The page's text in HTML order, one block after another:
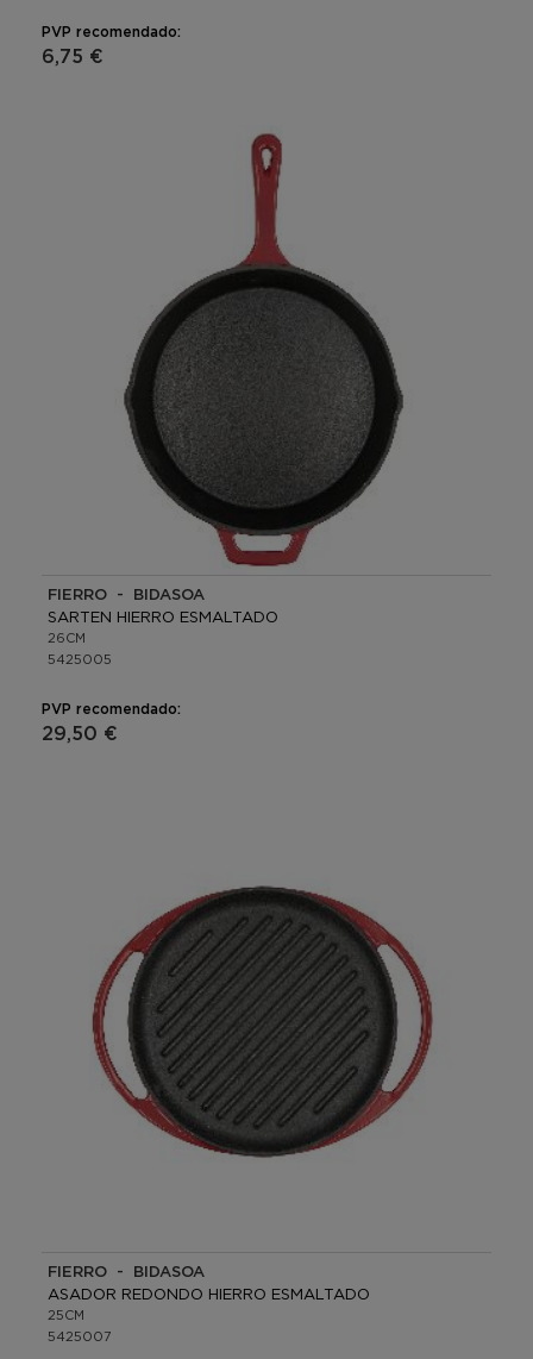
PVP recomendado:
6,75 €
FIERRO - BIDASOA
SARTEN HIERRO ESMALTADO
26CM
5425005
PVP recomendado:
29,50 €
FIERRO - BIDASOA
ASADOR REDONDO HIERRO ESMALTADO
25CM
5425007